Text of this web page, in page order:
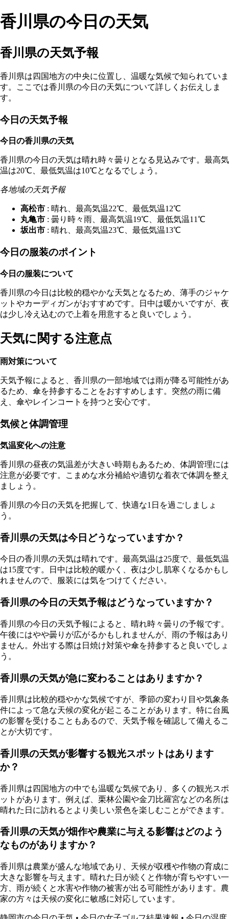
香川県の今日の天気
香川県の天気予報
香川県は四国地方の中央に位置し、温暖な気候で知られていま
す。ここでは香川県の今日の天気について詳しくお伝えしま
す。
今日の天気予報
今日の香川県の天気
香川県の今日の天気は晴れ時々曇りとなる見込みです。最高気
温は20℃、最低気温は10℃となるでしょう。
各地域の天気予報
高松市 : 晴れ、最高気温22℃、最低気温12℃
丸亀市 : 曇り時々雨、最高気温19℃、最低気温11℃
坂出市 : 晴れ、最高気温23℃、最低気温13℃
今日の服装のポイント
今日の服装について
香川県の今日は比較的穏やかな天気となるため、薄手のジャケ
ットやカーディガンがおすすめです。日中は暖かいですが、夜
は少し冷え込むので上着を用意すると良いでしょう。
天気に関する注意点
雨対策について
天気予報によると、香川県の一部地域では雨が降る可能性があ
るため、傘を持参することをおすすめします。突然の雨に備
え、傘やレインコートを持つと安心です。
気候と体調管理
気温変化への注意
香川県の昼夜の気温差が大きい時期もあるため、体調管理には
注意が必要です。こまめな水分補給や適切な着衣で体調を整え
ましょう。
香川県の今日の天気を把握して、快適な1日を過ごしましょ
う。
香川県の天気は今日どうなっていますか？
今日の香川県の天気は晴れです。最高気温は25度で、最低気温
は15度です。日中は比較的暖かく、夜は少し肌寒くなるかもし
れませんので、服装には気をつけてください。
香川県の今日の天気予報はどうなっていますか？
香川県の今日の天気予報によると、晴れ時々曇りの予報です。
午後にはやや曇りが広がるかもしれませんが、雨の予報はあり
ません。外出する際は日焼け対策や傘を持参すると良いでしょ
う。
香川県の天気が急に変わることはありますか？
香川県は比較的穏やかな気候ですが、季節の変わり目や気象条
件によって急な天候の変化が起こることがあります。特に台風
の影響を受けることもあるので、天気予報を確認して備えるこ
とが大切です。
香川県の天気が影響する観光スポットはあります
か？
香川県は四国地方の中でも温暖な気候であり、多くの観光スポ
ットがあります。例えば、栗林公園や金刀比羅宮などの名所は
晴れた日に訪れるとより美しい景色を楽しむことができます。
香川県の天気が畑作や農業に与える影響はどのよう
なものがありますか？
香川県は農業が盛んな地域であり、天候が収穫や作物の育成に
大きな影響を与えます。晴れた日が続くと作物が育ちやすい一
方、雨が続くと水害や作物の被害が出る可能性があります。農
家の方々は天候の変化に敏感に対応しています。